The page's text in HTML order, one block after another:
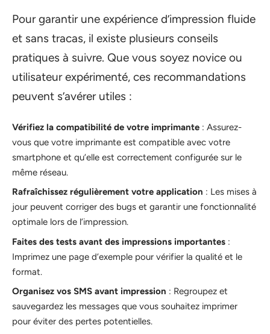
Pour garantir une expérience d’impression fluide
et sans tracas, il existe plusieurs conseils
pratiques à suivre. Que vous soyez novice ou
utilisateur expérimenté, ces recommandations
peuvent s’avérer utiles :
Vérifiez la compatibilité de votre imprimante : Assurez-
vous que votre imprimante est compatible avec votre
smartphone et qu’elle est correctement configurée sur le
même réseau.
Rafraîchissez régulièrement votre application : Les mises à
jour peuvent corriger des bugs et garantir une fonctionnalité
optimale lors de l’impression.
Faites des tests avant des impressions importantes :
Imprimez une page d’exemple pour vérifier la qualité et le
format.
Organisez vos SMS avant impression : Regroupez et
sauvegardez les messages que vous souhaitez imprimer
pour éviter des pertes potentielles.